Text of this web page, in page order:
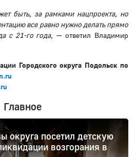
быть, за рамками нацпроекта, но
все равно нужно делать прямо
с 21-го года, — ответил Владимир
Городского округа Подольск по
Главное
округа посетил детскую
возгорания в